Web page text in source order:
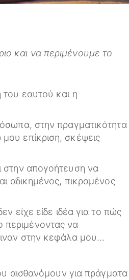
και να περιμένουμε το
εαυτού και η
στην πραγματικότητα
επίκριση, σκέψεις
στην απογοήτευση να
αδικημένος, πικραμένος
είχε είδε ιδέα για το πώς
να
στην κεφάλα μου…
αισθανόμουν για πράγματα